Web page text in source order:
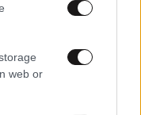
web or
διαμάχη
με τον εν